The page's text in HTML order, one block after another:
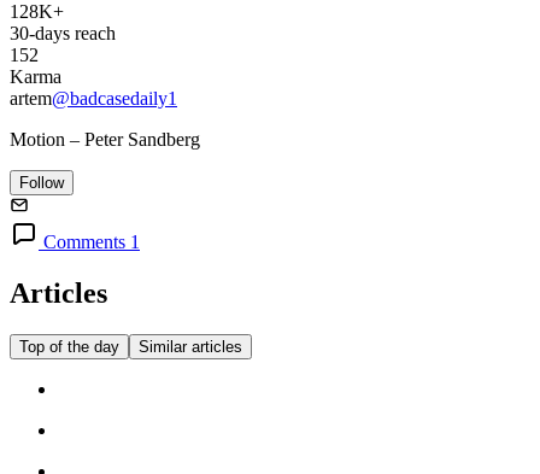
128K+
30-days reach
152
Karma
artem@badcasedaily1
Motion – Peter Sandberg
Follow
Comments 1
Articles
Top of the day Similar articles